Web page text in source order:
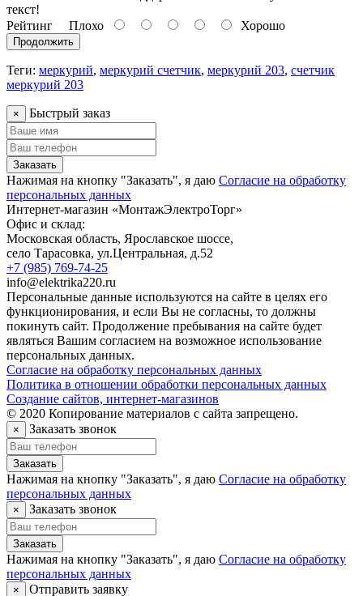
текст!
Рейтинг Плохо Хорошо
Продолжить
Теги: меркурий, меркурий счетчик, меркурий 203, счетчик
меркурий 203
× Быстрый заказ
Заказать
Нажимая на кнопку "Заказать", я даю Согласие на обработку
персональных данных
Интернет-магазин «МонтажЭлектроТорг»
Офис и склад:
Московская область, Ярославское шоссе,
село Тарасовка, ул.Центральная, д.52
+7 (985) 769-74-25
info@elektrika220.ru
Персональные данные используются на сайте в целях его
функционирования, и если Вы не согласны, то должны
покинуть сайт. Продолжение пребывания на сайте будет
являться Вашим согласием на возможное использование
персональных данных.
Согласие на обработку персональных данных
Политика в отношении обработки персональных данных
Создание сайтов, интернет-магазинов
© 2020 Копирование материалов с сайта запрещено.
× Заказать звонок
Заказать
Нажимая на кнопку "Заказать", я даю Согласие на обработку
персональных данных
× Заказать звонок
Заказать
Нажимая на кнопку "Заказать", я даю Согласие на обработку
персональных данных
× Отправить заявку